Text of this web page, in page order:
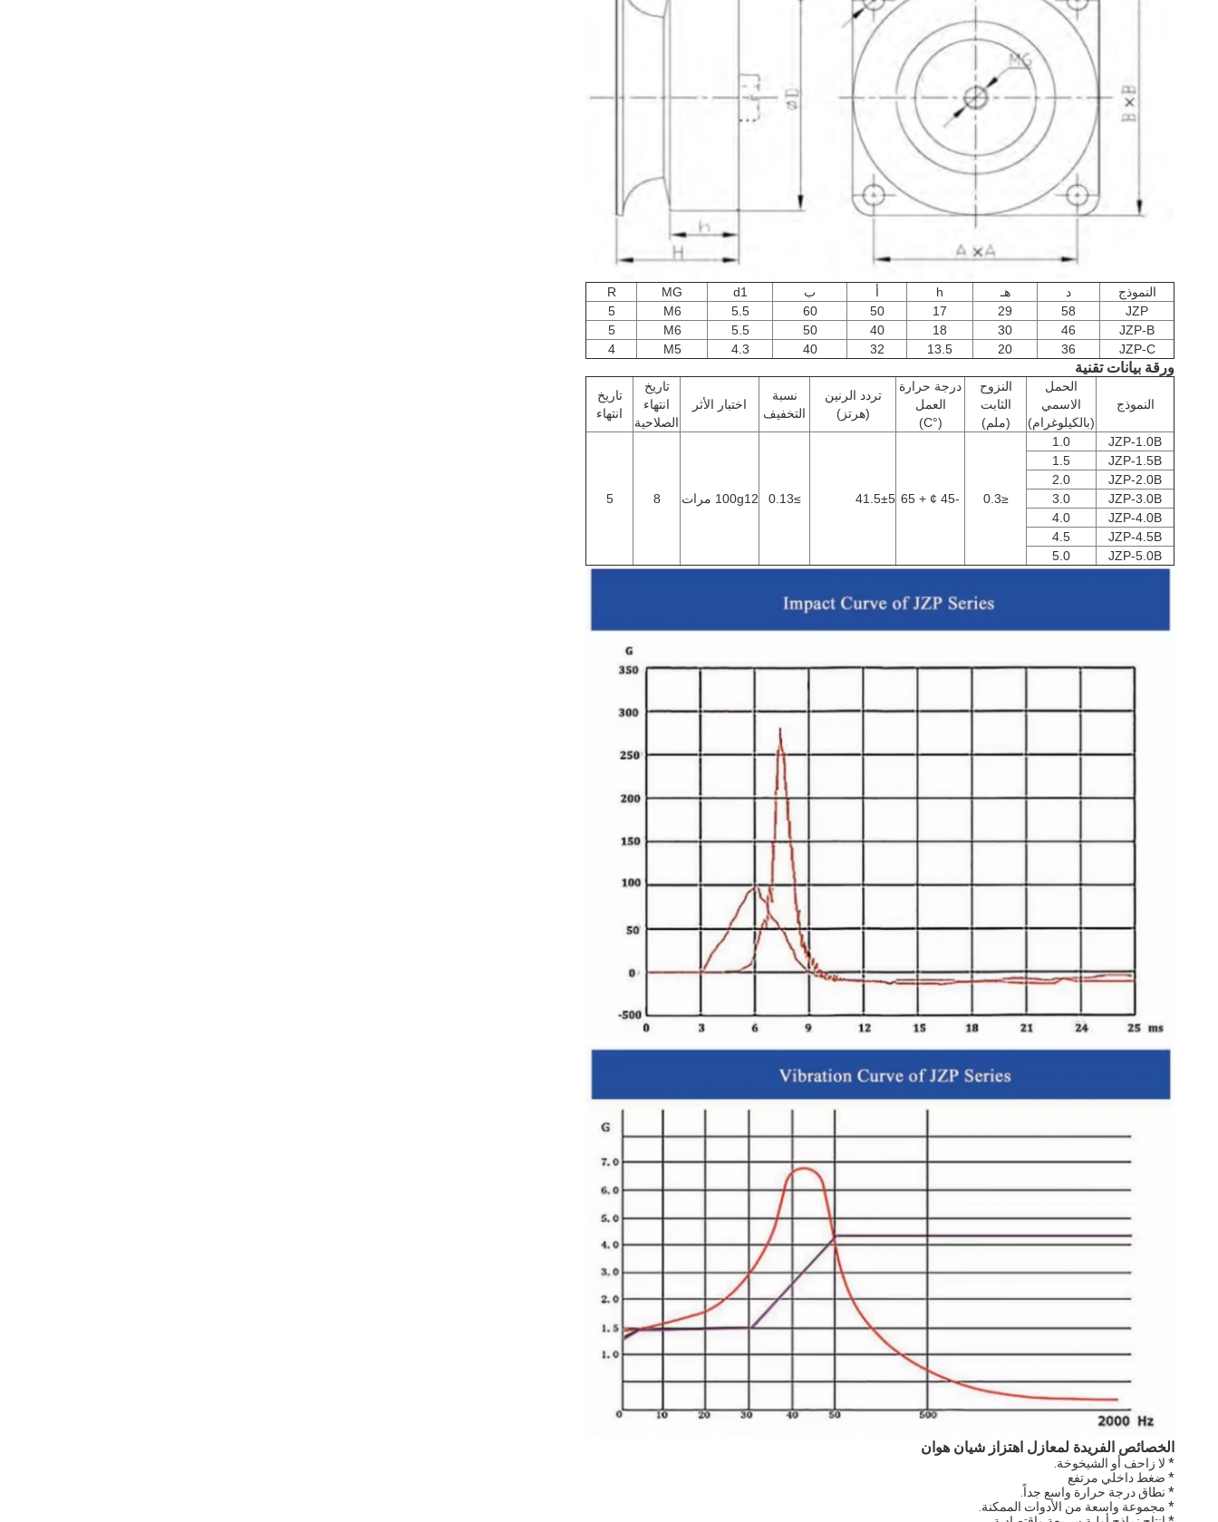
النموذج د هـ h أ ب d1
MG
R
JZP
58
29
17
50
60
5.5
M6
5
JZP-B
46
30
18
40
50
5.5
M6
5
JZP-C
36
20
13.5
32
40
4.3
M5
4
ورقة بيانات تقنية
النموذج
الحمل
الاسمي
(بالكيلوغرام)
النزوح
الثابت
(ملم)
درجة حرارة
العمل
(°C)
تردد الرنين
(هرتز)
نسبة
التخفيف
اختبار الأثر
تاريخ
انتهاء
الصلاحية
تاريخ
انتهاء
JZP-1.0B
1.0
≤0.3
-45 ¢ + 65
41.5±5
≥0.13 100g12 مرات 8
5
JZP-1.5B
1.5
JZP-2.0B
2.0
JZP-3.0B
3.0
JZP-4.0B
4.0
JZP-4.5B
4.5
JZP-5.0B
5.0
الخصائص الفريدة لمعازل اهتزاز شيان هوان
* لا زاحف أو الشيخوخة.
* ضغط داخلي مرتفع
* نطاق درجة حرارة واسع جداً.
* مجموعة واسعة من الأدوات الممكنة.